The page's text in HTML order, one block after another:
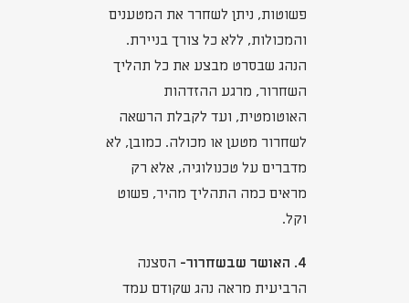
פשוטות, ניתן לשחרר את המטענים
והמכולות, ללא כל צורך בניירת.
הנהג שבסרט מבצע את כל תהליך
השחרור, מרגע ההזדהות
האוטומטית, ועד לקבלת הרשאה
לשחרור מטען או מכולה. כמובן, לא
מדברים על טכנולוגיה, אלא רק
מראים כמה התהליך מהיר, פשוט
וקל.
4. האושר שבשחרור-
הסצנה
הרביעית מראה נהג שקודם עמד